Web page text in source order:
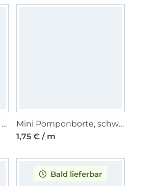
Mini Pomponborte, grau 10 mm
Mini Pomponborte, schwarz 10 mm
1,75 € / m
Bald lieferbar